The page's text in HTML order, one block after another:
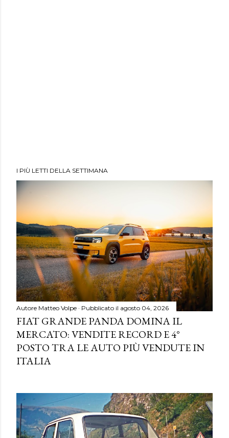
I PIÙ LETTI DELLA SETTIMANA
Autore Matteo Volpe Pubblicato il agosto 04, 2026
FIAT GRANDE PANDA DOMINA IL
MERCATO: VENDITE RECORD E 4°
POSTO TRA LE AUTO PIÙ VENDUTE IN
ITALIA